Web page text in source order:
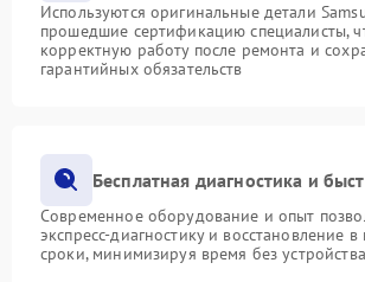
Используются оригинальные детали
прошедшие сертификацию специалисты,
корректную работу после ремонта и
гарантийных обязательств
Бесплатная диагностика и
Современное оборудование и опыт
экспресс-диагностику и восстановление
сроки, минимизируя время без устройства